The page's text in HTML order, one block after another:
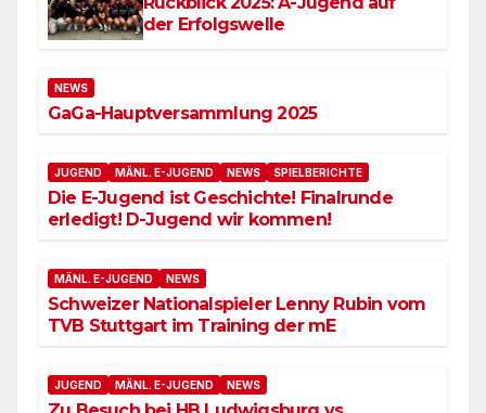
der Erfolgswelle
NEWS
GaGa-Hauptversammlung 2025
JUGEND MÄNL. E-JUGEND NEWS SPIELBERICHTE
Die E-Jugend ist Geschichte! Finalrunde
erledigt! D-Jugend wir kommen!
MÄNL. E-JUGEND NEWS
Schweizer Nationalspieler Lenny Rubin vom
TVB Stuttgart im Training der mE
JUGEND MÄNL. E-JUGEND NEWS